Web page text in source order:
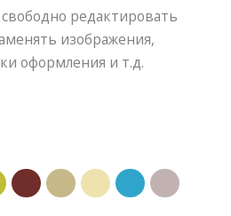
редактировать
изображения,
оформления и т.д.